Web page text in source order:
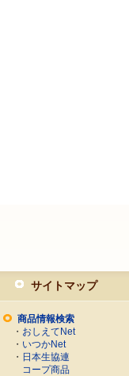
サイトマップ
商品情報検索
・ おしえてNet
・ いつかNet
・ 日本生協連
コープ商品